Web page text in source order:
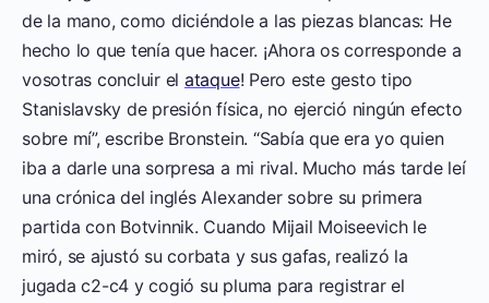
de la mano, como diciéndole a las piezas blancas: He
hecho lo que tenía que hacer. ¡Ahora os corresponde a
vosotras concluir el ataque! Pero este gesto tipo
Stanislavsky de presión física, no ejerció ningún efecto
sobre mí”, escribe Bronstein. “Sabía que era yo quien
iba a darle una sorpresa a mi rival. Mucho más tarde leí
una crónica del inglés Alexander sobre su primera
partida con Botvinnik. Cuando Mijail Moiseevich le
miró, se ajustó su corbata y sus gafas, realizó la
jugada c2-c4 y cogió su pluma para registrar el